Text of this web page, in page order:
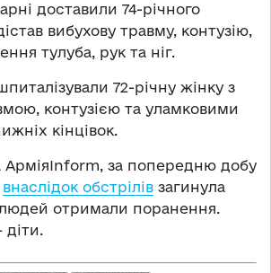
доставили 74-річного
вибухову травму, контузію,
тулуба, рук та ніг.
72-річну жінку з
контузією та уламковими
кінцівок.
АрміяInform, за попередню добу
внаслідок обстрілів загинула
отримали поранення.
діти.